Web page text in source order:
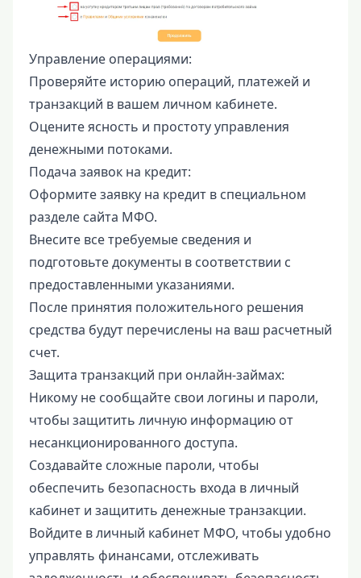
Управление операциями:
Проверяйте историю операций, платежей и
транзакций в вашем личном кабинете.
Оцените ясность и простоту управления
денежными потоками.
Подача заявок на кредит:
Оформите заявку на кредит в специальном
разделе сайта МФО.
Внесите все требуемые сведения и
подготовьте документы в соответствии с
предоставленными указаниями.
После принятия положительного решения
средства будут перечислены на ваш расчетный
счет.
Защита транзакций при онлайн-займах:
Никому не сообщайте свои логины и пароли,
чтобы защитить личную информацию от
несанкционированного доступа.
Создавайте сложные пароли, чтобы
обеспечить безопасность входа в личный
кабинет и защитить денежные транзакции.
Войдите в личный кабинет МФО, чтобы удобно
управлять финансами, отслеживать